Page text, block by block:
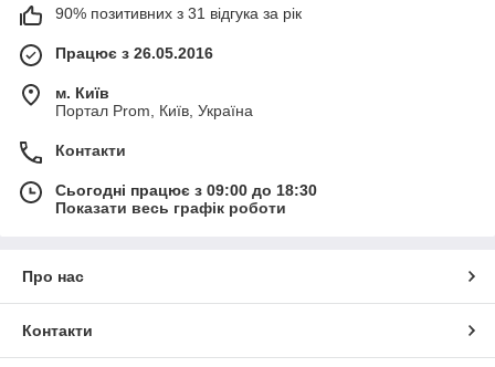
90% позитивних з 31 відгука за рік
Працює з 26.05.2016
м. Київ
Портал Prom, Київ, Україна
Контакти
Сьогодні працює з 09:00 до 18:30
Показати весь графік роботи
Про нас
Контакти